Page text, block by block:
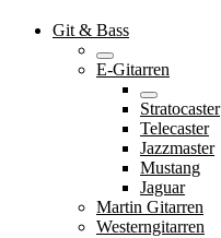
Git & Bass
E-Gitarren
Stratocaster
Telecaster
Jazzmaster
Mustang
Jaguar
Martin Gitarren
Westerngitarren